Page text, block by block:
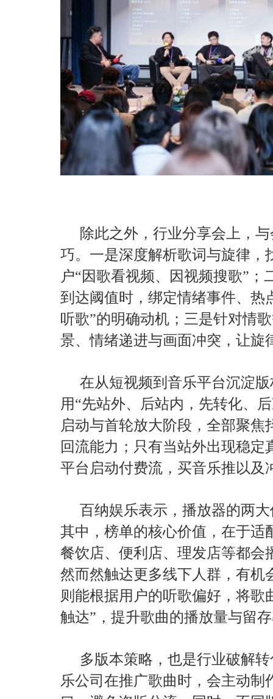
除此之外，行业分享会上，
巧。一是深度解析歌词与旋律，
户“因歌看视频、因视频搜歌”
到达阈值时，绑定情绪事件、热
听歌”的明确动机；三是针对情
景、情绪递进与画面冲突，让旋
在从短视频到音乐平台沉淀
用“先站外、后站内，先转化、
启动与首轮放大阶段，全部聚
回流能力；只有当站外出现稳
平台启动付费流，买音乐推以及
百纳娱乐表示，播放器的两
其中，榜单的核心价值，在于适
餐饮店、便利店、理发店等都会
然而然触达更多线下人群，有机
则能根据用户的听歌偏好，将歌
触达”，提升歌曲的播放量与留
多版本策略，也是行业破解
乐公司在推广歌曲时，会主动制